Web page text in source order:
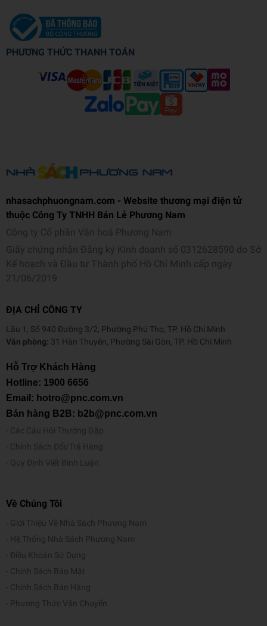
read treasure, filled with vibrant and colorful
illustrations that are sure to captivate young minds.
EASY TO FOLLOW DESIGN: Each puzzle is
ensuring simple and intuitive assembly for young
PERFECT GIFT: This puzzle book for toddlers makes
SCREEN-FREE FUN and PLAY: Encourage creativity
and collaborative learning while reducing screen time
PHƯƠNG THỨC THANH TOÁN
nhasachphuongnam.com - Website thương mại điện tử
thuộc Công Ty TNHH Bán Lẻ Phương Nam
Công ty Cổ phần Văn hoá Phương Nam
Giấy chứng nhận Đăng ký Kinh doanh số 0312628590 do Sở
Kế hoạch và Đầu tư Thành phố Hồ Chí Minh cấp ngày
21/06/2019
ĐỊA CHỈ CÔNG TY
Lầu 1, Số 940 Đường 3/2, Phường Phú Thọ, TP. Hồ Chí Minh
Văn phòng: 31 Hàn Thuyên, Phường Sài Gòn, TP. Hồ Chí Minh
Hỗ Trợ Khách Hàng
Hotline: 1900 6656
Email: hotro@pnc.com.vn
Bán hàng B2B: b2b@pnc.com.vn
Các Câu Hỏi Thường Gặp
Chính Sách Đổi/Trả Hàng
Quy Định Viết Bình Luận
Về Chúng Tôi
Giới Thiệu Về Nhà Sách Phương Nam
Hệ Thống Nhà Sách Phương Nam
Điều Khoản Sử Dụng
Chính Sách Bảo Mật
Chính Sách Bán Hàng
Phương Thức Vận Chuyển